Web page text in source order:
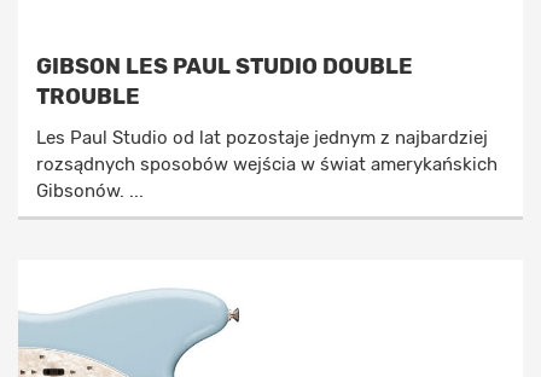
GIBSON LES PAUL STUDIO DOUBLE
TROUBLE
Les Paul Studio od lat pozostaje jednym z najbardziej
rozsądnych sposobów wejścia w świat amerykańskich
Gibsonów. ...